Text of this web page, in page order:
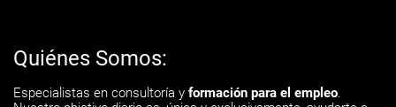
Quiénes Somos:
Especialistas en consultoría y formación para el empleo.